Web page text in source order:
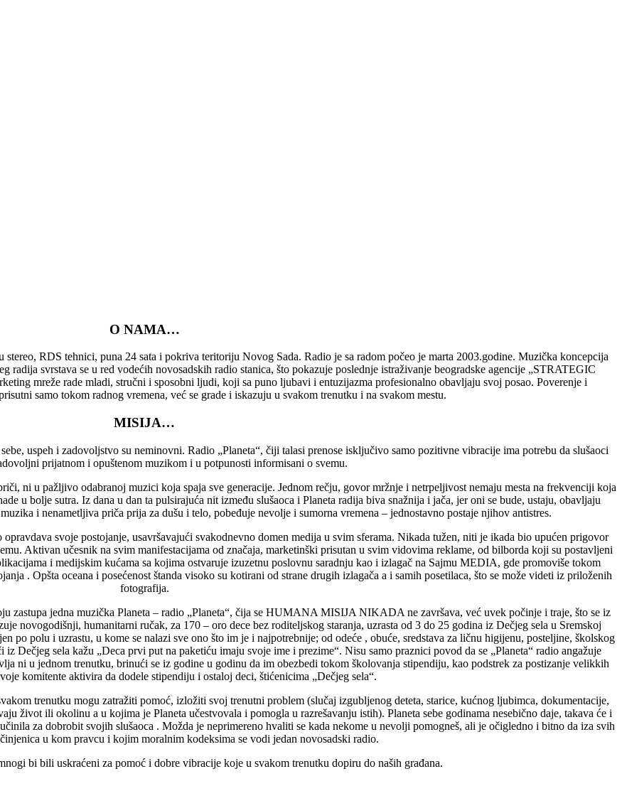
O NAMA…
RDS tehnici, puna 24 sata i pokriva teritoriju Novog Sada. Radio je sa radom počeo je marta 2003.godine. Muzička koncepcija
svrstava se u red vodećih novosadskih radio stanica, što pokazuje poslednje istraživanje beogradske agencije „STRATEGIC
mreže rade mladi, stručni i sposobni ljudi, koji sa puno ljubavi i entuzijazma profesionalno obavljaju svoj posao. Poverenje i
samo tokom radnog vremena, već se grade i iskazuju u svakom trenutku i na svakom mestu.
MISIJA…
uspeh i zadovoljstvo su neminovni. Radio „Planeta“, čiji talasi prenose isključivo samo pozitivne vibracije ima potrebu da slušaoci
prijatnom i opuštenom muzikom i u potpunosti informisani o svemu.
ni u pažljivo odabranoj muzici koja spaja sve generacije. Jednom rečju, govor mržnje i netrpeljivost nemaju mesta na frekvenciji koja
u bolje sutra. Iz dana u dan ta pulsirajuća nit između slušaoca i Planeta radija biva snažnija i jača, jer oni se bude, ustaju, obavljaju
i nenametljiva priča prija za dušu i telo, pobeđuje nevolje i sumorna vremena – jednostavno postaje njihov antistres.
svoje postojanje, usavršavajući svakodnevno domen medija u svim sferama. Nikada tužen, niti je ikada bio upućen prigovor
Aktivan učesnik na svim manifestacijama od značaja, marketinški prisutan u svim vidovima reklame, od bilborda koji su postavljeni
i medijskim kućama sa kojima ostvaruje izuzetnu poslovnu saradnju kao i izlagač na Sajmu MEDIA, gde promoviše tokom
. Opšta oceana i posećenost štanda visoko su kotirani od strane drugih izlagača a i samih posetilaca, što se može videti iz priloženih
fotografija.
zastupa jedna muzička Planeta – radio „Planeta“, čija se HUMANA MISIJA NIKADA ne završava, već uvek počinje i traje, što se iz
novogodišnji, humanitarni ručak, za 170 – oro dece bez roditeljskog staranja, uzrasta od 3 do 25 godina iz Dečjeg sela u Sremskoj
po polu i uzrastu, u kome se nalazi sve ono što im je i najpotrebnije; od odeće , obuće, sredstava za ličnu higijenu, posteljine, školskog
Dečjeg sela kažu „Deca prvi put na paketiću imaju svoje ime i prezime“. Nisu samo praznici povod da se „Planeta“ radio angažuje
ni u jednom trenutku, brinući se iz godine u godinu da im obezbedi tokom školovanja stipendiju, kao podstrek za postizanje velikkih
komitente aktivira da dodele stipendiju i ostaloj deci, štićenicima „Dečjeg sela“.
trenutku mogu zatražiti pomoć, izložiti svoj trenutni problem (slučaj izgubljenog deteta, starice, kućnog ljubimca, dokumentacije,
život ili okolinu a u kojima je Planeta učestvovala i pomogla u razrešavanju istih). Planeta sebe godinama nesebično daje, takava će i
za dobrobit svojih slušaoca . Možda je neprimereno hvaliti se kada nekome u nevolji pomogneš, ali je očigledno i bitno da iza svih
u kom pravcu i kojim moralnim kodeksima se vodi jedan novosadski radio.
bi bili uskraćeni za pomoć i dobre vibracije koje u svakom trenutku dopiru do naših građana.